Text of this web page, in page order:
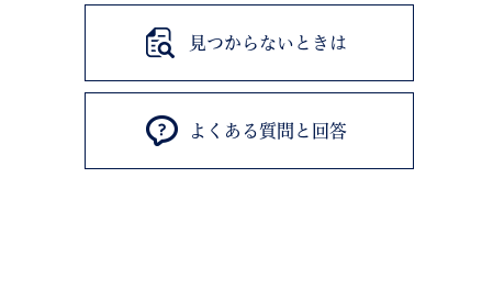
見つからないときは
よくある質問と回答